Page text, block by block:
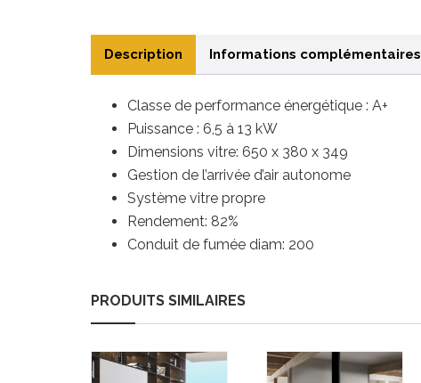
Description Informations complémentaires
Classe de performance énergétique : A+
Puissance : 6,5 à 13 kW
Dimensions vitre: 650 x 380 x 349
Gestion de l’arrivée d’air autonome
Système vitre propre
Rendement: 82%
Conduit de fumée diam: 200
PRODUITS SIMILAIRES